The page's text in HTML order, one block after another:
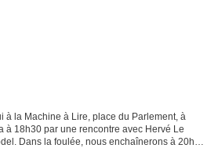
à la Machine à Lire, place du Parlement, à
à 18h30 par une rencontre avec Hervé Le
Dans la foulée, nous enchaînerons à 20h,